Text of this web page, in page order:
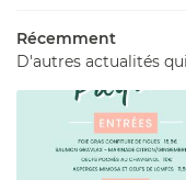
AVIS
ACTUALITÉS
CONTACT
Récemment
D'autres actualités